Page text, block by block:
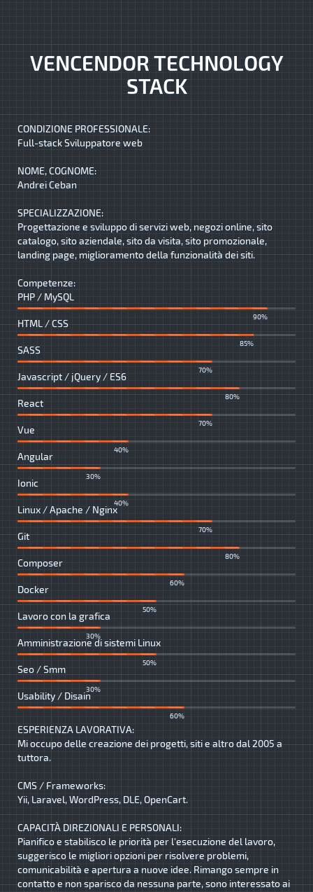
VENCENDOR TECHNOLOGY
STACK
CONDIZIONE PROFESSIONALE:
Full-stack Sviluppatore web
NOME, COGNOME:
Andrei Ceban
SPECIALIZZAZIONE:
Progettazione e sviluppo di servizi web, negozi online, sito
catalogo, sito aziendale, sito da visita, sito promozionale,
landing page, miglioramento della funzionalità dei siti.
Competenze:
PHP / MySQL
90%
HTML / CSS
85%
SASS
70%
Javascript / jQuery / ES6
80%
React
70%
Vue
40%
Angular
30%
Ionic
40%
Linux / Apache / Nginx
70%
Git
80%
Composer
60%
Docker
50%
Lavoro con la grafica
30%
Amministrazione di sistemi Linux
50%
Seo / Smm
30%
Usability / Disain
60%
ESPERIENZA LAVORATIVA:
Mi occupo delle creazione dei progetti, siti e altro dal 2005 a
tuttora.
CMS / Frameworks:
Yii, Laravel, WordPress, DLE, OpenCart.
CAPACITÀ DIREZIONALI E PERSONALI:
Pianifico e stabilisco le priorità per l'esecuzione del lavoro,
suggerisco le migliori opzioni per risolvere problemi,
comunicabilità e apertura a nuove idee. Rimango sempre in
contatto e non sparisco da nessuna parte, sono interessato ai